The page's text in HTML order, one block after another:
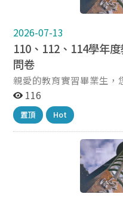
中心網站/最新訊息公告。
https://ite.nccu.edu.tw/
2026-07-13
110、112、114學年
問卷
親愛的教育實習畢業生，您好： 師培中心近期
112、114學年度實習學
解本校師資生於修畢教育
形，作為本中心未來持續
花費1~2分鐘填答本問卷
填答內容均依《個人資
令規定處理，敬請安心
歡迎來電或來信洽詢，謝謝您。 ▶️
https://forms.gle/
116
置頂 Hot